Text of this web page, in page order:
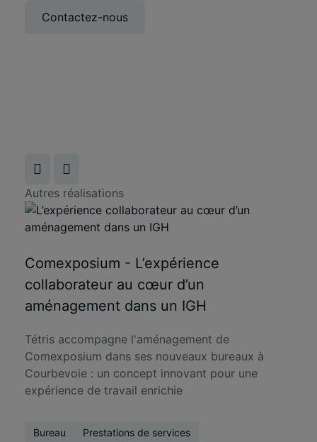
Contactez-nous
Autres réalisations
Comexposium - L’expérience
collaborateur au cœur d’un
aménagement dans un IGH
Tétris accompagne l'aménagement de
Comexposium dans ses nouveaux bureaux à
Courbevoie : un concept innovant pour une
expérience de travail enrichie
Bureau
Prestations de services